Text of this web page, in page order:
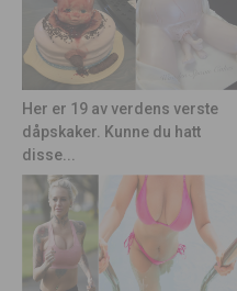
Her er 19 av verdens verste
dåpskaker. Kunne du hatt
disse...